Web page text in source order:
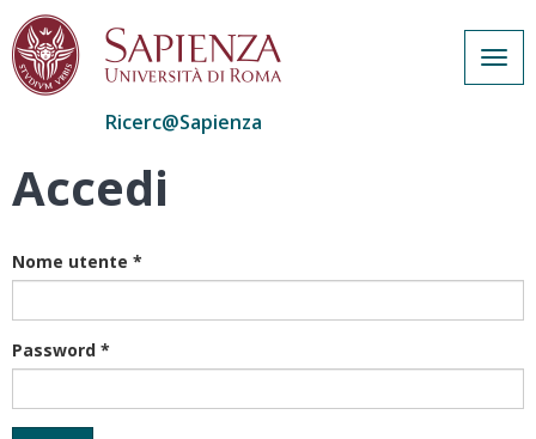
Salta
Ricerc@Sapienza
Accedi
Nome utente *
Password *